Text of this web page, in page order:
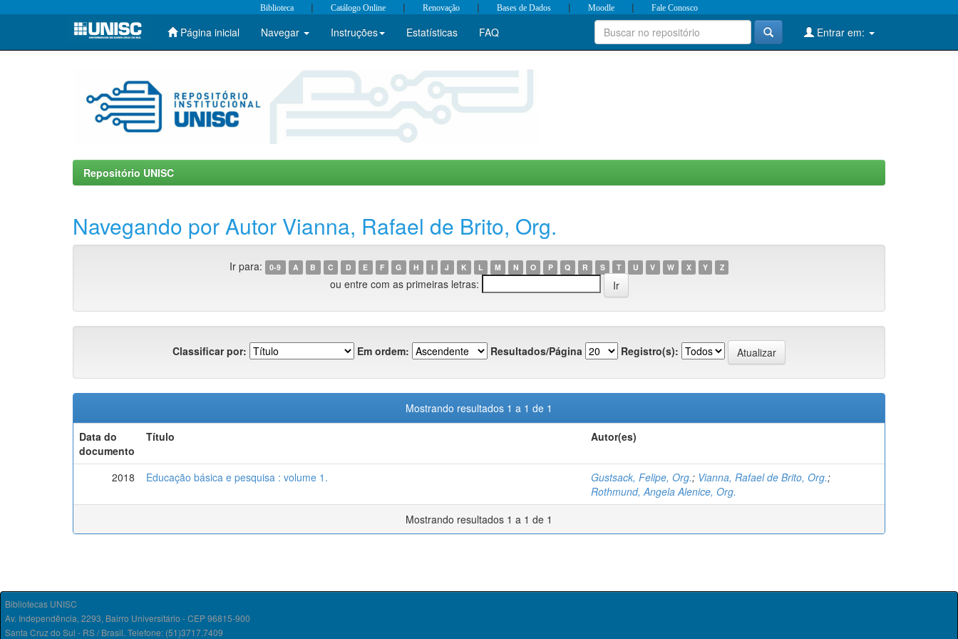
Skip
Biblioteca | Catálogo Online | Renovação | Bases de Dados | Moodle | Fale Conosco
Página inicial Navegar Instruções Estatísticas FAQ Entrar em:
Repositório UNISC
Navegando por Autor Vianna, Rafael de Brito, Org.
Ir para: 0-9 A B C D E F G H I J K L M N O P Q R S T U V W X Y Z
ou entre com as primeiras letras:
Classificar por: Em ordem: Resultados/Página Registro(s):
Mostrando resultados 1 a 1 de 1
Data do
documento
Título Autor(es)
2018 Educação básica e pesquisa : volume 1. Gustsack, Felipe, Org.; Vianna, Rafael de Brito, Org.;
Rothmund, Angela Alenice, Org.
Mostrando resultados 1 a 1 de 1
Bibliotecas UNISC
Av. Independência, 2293, Bairro Universitário - CEP 96815-900
Santa Cruz do Sul - RS / Brasil. Telefone: (51)3717.7409